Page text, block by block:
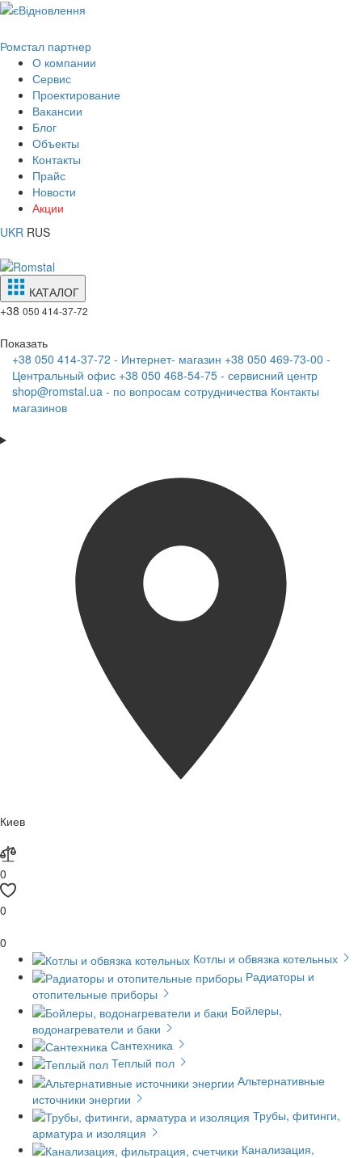
Ромстал партнер
О компании
Сервис
Проектирование
Вакансии
Блог
Объекты
Контакты
Прайс
Новости
Акции
UKR RUS
КАТАЛОГ
+38 050 414-37-72
Показать
+38 050 414-37-72 - Интернет- магазин +38 050 469-73-00 -
Центральный офис +38 050 468-54-75 - сервисний центр
shop@romstal.ua - по вопросам сотрудничества Контакты
магазинов
Киев
0
0
0
Котлы и обвязка котельных
Радиаторы и
отопительные приборы
Бойлеры,
водонагреватели и баки
Сантехника
Теплый пол
Альтернативные
источники энергии
Трубы, фитинги,
арматура и изоляция
Канализация,